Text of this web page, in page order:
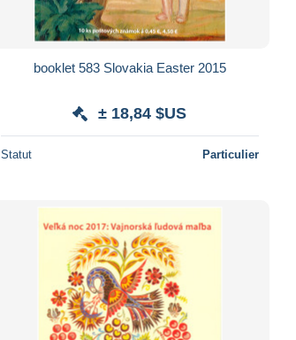
booklet 583 Slovakia Easter 2015
± 18,84 $US
Statut Particulier